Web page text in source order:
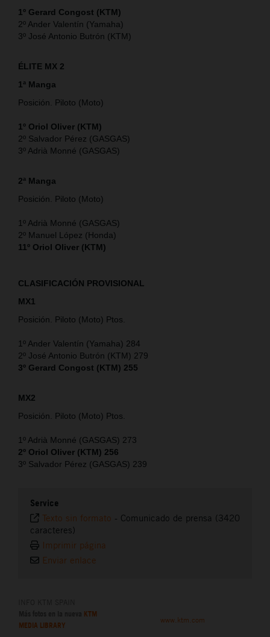
1º Gerard Congost (KTM)
2º Ander Valentín (Yamaha)
3º José Antonio Butrón (KTM)
ÉLITE MX 2
1ª Manga
Posición. Piloto (Moto)
1º Oriol Oliver (KTM)
2º Salvador Pérez (GASGAS)
3º Adrià Monné (GASGAS)
2ª Manga
Posición. Piloto (Moto)
1º Adrià Monné (GASGAS)
2º Manuel López (Honda)
11º Oriol Oliver (KTM)
CLASIFICACIÓN PROVISIONAL
MX1
Posición. Piloto (Moto) Ptos.
1º Ander Valentín (Yamaha) 284
2º José Antonio Butrón (KTM) 279
3º Gerard Congost (KTM) 255
MX2
Posición. Piloto (Moto) Ptos.
1º Adrià Monné (GASGAS) 273
2º Oriol Oliver (KTM) 256
3º Salvador Pérez (GASGAS) 239
Service
Texto sin formato - Comunicado de prensa (3420
caracteres)
Imprimir página
Enviar enlace
KTM
MEDIA LIBRARY
www.ktm.com